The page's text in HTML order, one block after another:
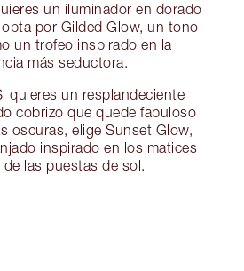
un iluminador en dorado
por Gilded Glow, un tono
un trofeo inspirado en la
más seductora.
quieres un resplandeciente
cobrizo que quede fabuloso
oscuras, elige Sunset Glow,
inspirado en los matices
de las puestas de sol.